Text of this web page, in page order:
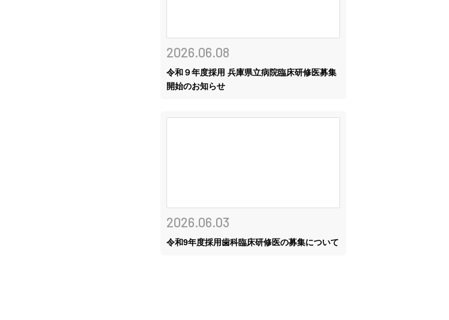
2026.06.08
令和９年度採用 兵庫県立病院臨床研修医募集
開始のお知らせ
2026.06.03
令和9年度採用歯科臨床研修医の募集について